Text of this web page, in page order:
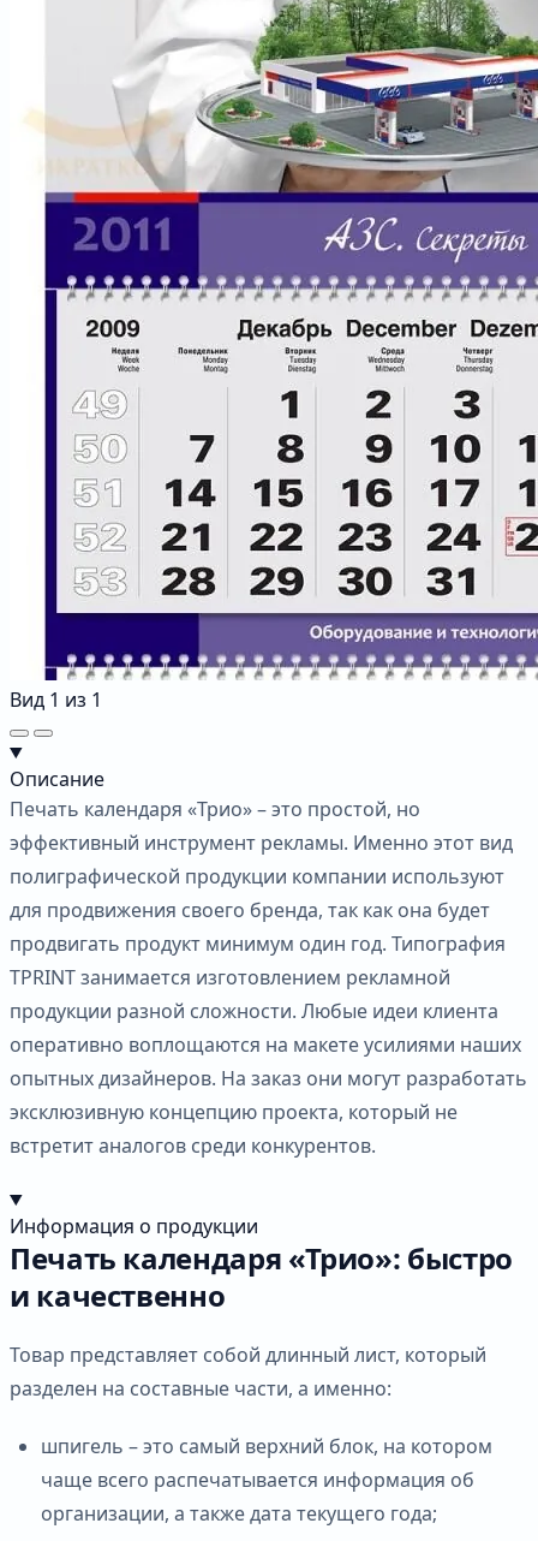
Вид 1 из 1
Описание
Печать календаря «Трио» – это простой, но
эффективный инструмент рекламы. Именно этот вид
полиграфической продукции компании используют
для продвижения своего бренда, так как она будет
продвигать продукт минимум один год. Типография
TPRINT занимается изготовлением рекламной
продукции разной сложности. Любые идеи клиента
оперативно воплощаются на макете усилиями наших
опытных дизайнеров. На заказ они могут разработать
эксклюзивную концепцию проекта, который не
встретит аналогов среди конкурентов.
Информация о продукции
Печать календаря «Трио»: быстро
и качественно
Товар представляет собой длинный лист, который
разделен на составные части, а именно:
шпигель – это самый верхний блок, на котором
чаще всего распечатывается информация об
организации, а также дата текущего года;